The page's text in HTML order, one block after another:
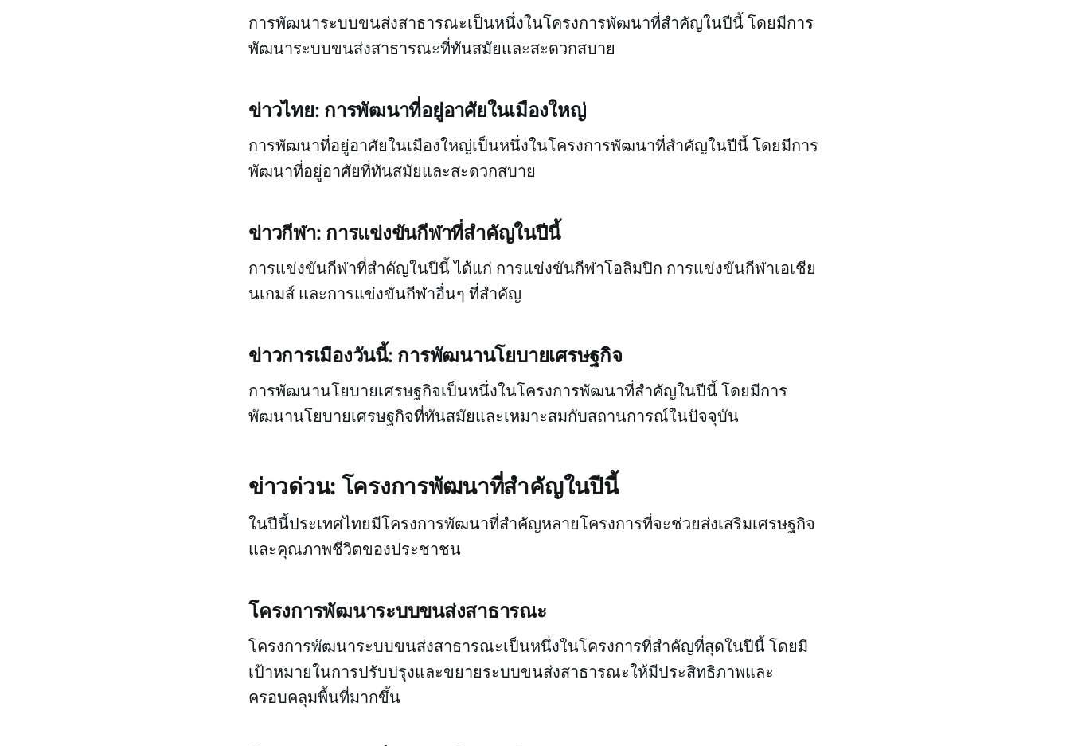
การพัฒนาระบบขนส่งสาธารณะเป็นหนึ่งในโครงการพัฒนาที่สำคัญในปีนี้ โดยมีการ
พัฒนาระบบขนส่งสาธารณะที่ทันสมัยและสะดวกสบาย
ข่าวไทย: การพัฒนาที่อยู่อาศัยในเมืองใหญ่
การพัฒนาที่อยู่อาศัยในเมืองใหญ่เป็นหนึ่งในโครงการพัฒนาที่สำคัญในปีนี้ โดยมีการ
พัฒนาที่อยู่อาศัยที่ทันสมัยและสะดวกสบาย
ข่าวกีฬา: การแข่งขันกีฬาที่สำคัญในปีนี้
การแข่งขันกีฬาที่สำคัญในปีนี้ ได้แก่ การแข่งขันกีฬาโอลิมปิก การแข่งขันกีฬาเอเชีย
นเกมส์ และการแข่งขันกีฬาอื่นๆ ที่สำคัญ
ข่าวการเมืองวันนี้: การพัฒนานโยบายเศรษฐกิจ
การพัฒนานโยบายเศรษฐกิจเป็นหนึ่งในโครงการพัฒนาที่สำคัญในปีนี้ โดยมีการ
พัฒนานโยบายเศรษฐกิจที่ทันสมัยและเหมาะสมกับสถานการณ์ในปัจจุบัน
ข่าวด่วน: โครงการพัฒนาที่สำคัญในปีนี้
ในปีนี้ประเทศไทยมีโครงการพัฒนาที่สำคัญหลายโครงการที่จะช่วยส่งเสริมเศรษฐกิจ
และคุณภาพชีวิตของประชาชน
โครงการพัฒนาระบบขนส่งสาธารณะ
โครงการพัฒนาระบบขนส่งสาธารณะเป็นหนึ่งในโครงการที่สำคัญที่สุดในปีนี้ โดยมี
เป้าหมายในการปรับปรุงและขยายระบบขนส่งสาธารณะให้มีประสิทธิภาพและ
ครอบคลุมพื้นที่มากขึ้น